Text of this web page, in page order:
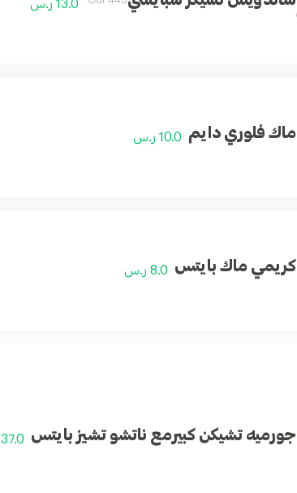
13.0 ر.س
ماك فلوري دايم 10.0 ر.س
كريمي ماك بايتس 8.0 ر.س
جورميه تشيكن كبيرمع ناتشو تشيز بايتس 37.0 ر.س